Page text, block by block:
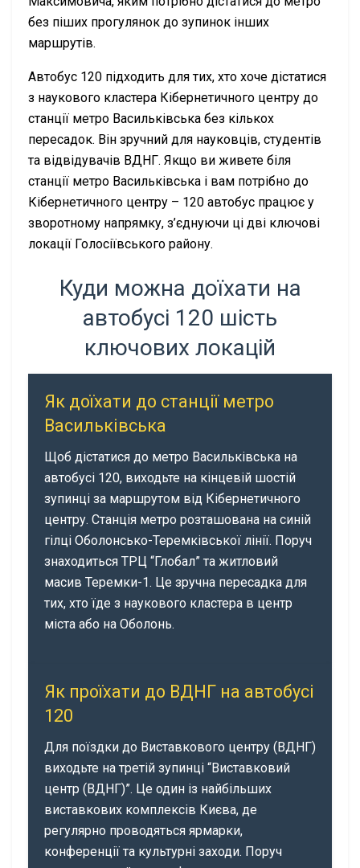
без піших прогулянок до зупинок інших
маршрутів.
Автобус 120 підходить для тих, хто хоче дістатися
з наукового кластера Кібернетичного центру до
станції метро Васильківська без кількох
пересадок. Він зручний для науковців, студентів
та відвідувачів ВДНГ. Якщо ви живете біля
станції метро Васильківська і вам потрібно до
Кібернетичного центру – 120 автобус працює у
зворотному напрямку, з’єднуючи ці дві ключові
локації Голосіївського району.
Куди можна доїхати на
автобусі 120 шість
ключових локацій
Як доїхати до станції метро
Васильківська
Щоб дістатися до метро Васильківська на
автобусі 120, виходьте на кінцевій шостій
зупинці за маршрутом від Кібернетичного
центру. Станція метро розташована на синій
гілці Оболонсько-Теремківської лінії. Поруч
знаходиться ТРЦ “Глобал” та житловий
масив Теремки-1. Це зручна пересадка для
тих, хто їде з наукового кластера в центр
міста або на Оболонь.
Як проїхати до ВДНГ на автобусі
120
Для поїздки до Виставкового центру (ВДНГ)
виходьте на третій зупинці “Виставковий
центр (ВДНГ)”. Це один із найбільших
виставкових комплексів Києва, де
регулярно проводяться ярмарки,
конференції та культурні заходи. Поруч